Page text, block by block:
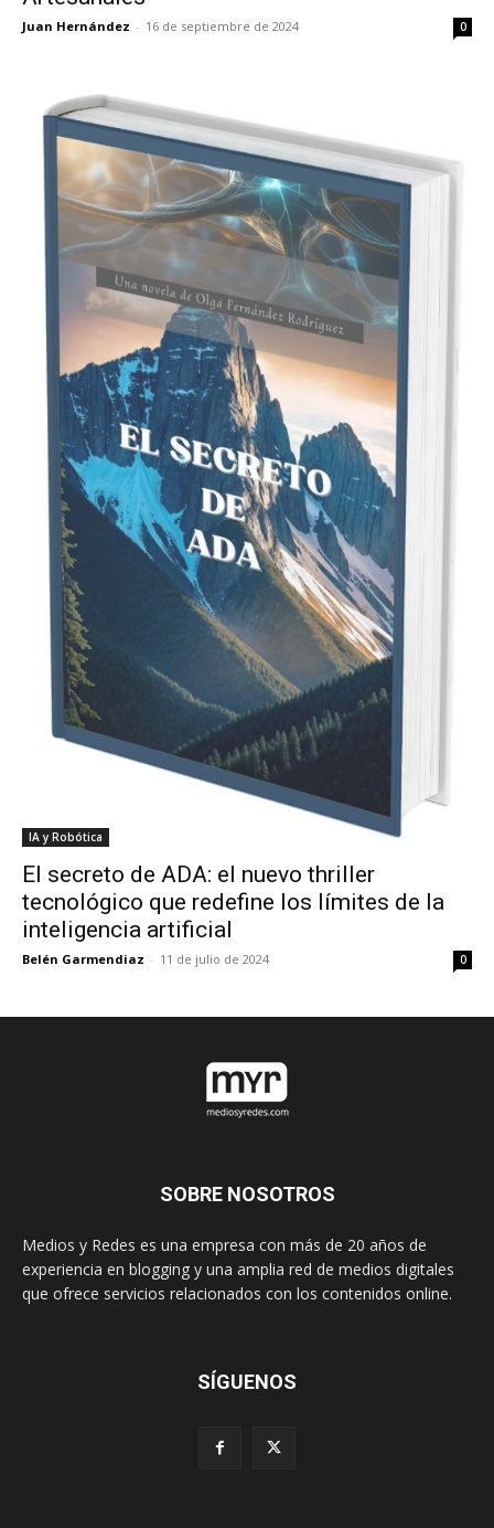
Juan Hernández - 16 de septiembre de 2024 0
IA y Robótica
El secreto de ADA: el nuevo thriller
tecnológico que redefine los límites de la
inteligencia artificial
Belén Garmendiaz - 11 de julio de 2024 0
SOBRE NOSOTROS
Medios y Redes es una empresa con más de 20 años de
experiencia en blogging y una amplia red de medios digitales
que ofrece servicios relacionados con los contenidos online.
SÍGUENOS